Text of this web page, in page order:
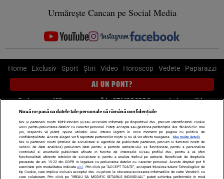
Urmărește Cancan pe Social Media
Home Exclusiv Sport Știri Video Horoscop Vedete Paparazzi
AI UN PONT?
Scrie-ne pe Whatsapp, sună la 0741226226 sau trimite mail la
pont@cancan.ro
Știri interne Știri externe
Politică
Ultimele stiri
Diete Insula Iubirii Dictionar de vise
LIFE STYLE
Horoscop
Nouă ne pasă ca datele tale personale să rămână confidențiale
Noi și partenerii noștri 1019stocăm și/sau accesăm informații pe dispozitivul dvs., precum identificatorii cookie
unici pentru prelucrarea datelor cu caracter personal. Puteți accepta sau gestiona preferințele dvs. făcând clic mai
jos, respectiv vă puteți opune utilizării unui interes legitim în orice moment pe pagina cu politica de
confidențialitate. Aceste alegeri vor fi raportate partenerilor noștri și nu vă vor afecta navigarea.
Mai multe detalii
Noi si partenerii nostri (retelele de socializare si agentiile de publicitate partenere, precum si furnizorii nostri de
servicii de date analitice) prelucram date pentru a permite website-ului sa functioneze, pentru a personaliza
continutul si anunturile publicitare afisate in functie de interesele si/sau profilul dvs., pentru a va oferi
functionalitati aferente retelelor de socializare si pentru a analiza traficul pe website. Beneficiati de drepturile
prevazute de art. 15-22 din GDPR in legatura cu prelucrarea datelor cu caracter personal. Aceste drepturi pot fi
exercitate prin modalitatea indicataaici . Prin click pe “ACCEPT TOATE”, acceptati folosirea tuturor Tehnologiilor de
tip Cookie, care implica inclusiv acceptul dvs. cu privire la stocarea/accesarea informatiilor de catre Vendor-ii cu
care colaboram. Prin click pe “VREAU SA MODIFIC SETARILE INDIVIDUAL” puteti schimba preferintele in mod